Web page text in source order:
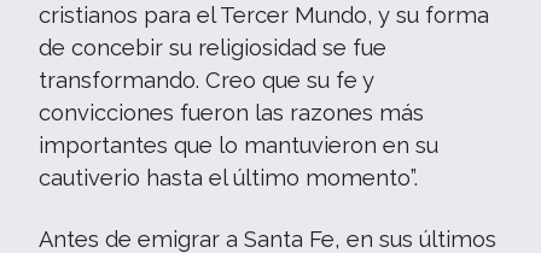
cristianos para el Tercer Mundo, y su forma
de concebir su religiosidad se fue
transformando. Creo que su fe y
convicciones fueron las razones más
importantes que lo mantuvieron en su
cautiverio hasta el último momento”.
Antes de emigrar a Santa Fe, en sus últimos